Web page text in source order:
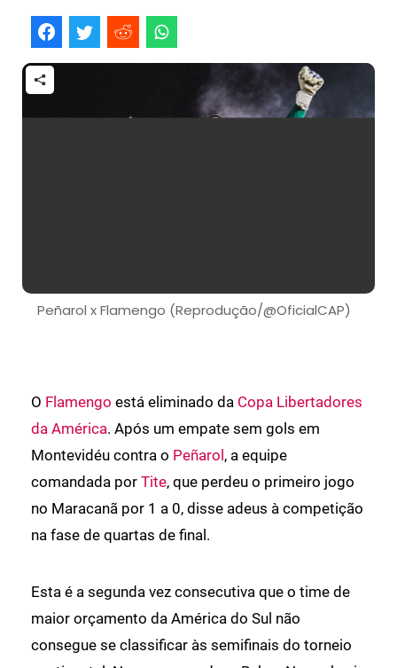
Peñarol x Flamengo (Reprodução/@OficialCAP)
O Flamengo está eliminado da Copa Libertadores
da América. Após um empate sem gols em
Montevidéu contra o Peñarol , a equipe
comandada por Tite, que perdeu o primeiro jogo
no Maracanã por 1 a 0, disse adeus à competição
na fase de quartas de final.
Esta é a segunda vez consecutiva que o time de
maior orçamento da América do Sul não
consegue se classificar às semifinais do torneio